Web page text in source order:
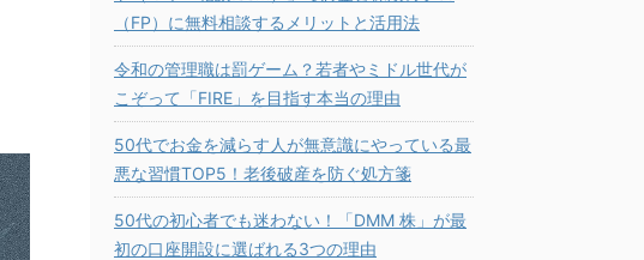
（FP）に無料相談するメリットと活用法
令和の管理職は罰ゲーム？若者やミドル世代が
こぞって「FIRE」を目指す本当の理由
50代でお金を減らす人が無意識にやっている最
悪な習慣TOP5！老後破産を防ぐ処方箋
50代の初心者でも迷わない！「DMM 株」が最
初の口座開設に選ばれる3つの理由